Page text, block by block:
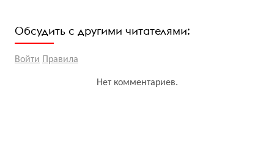
Обсудить с другими читателями:
Войти Правила
Нет комментариев.